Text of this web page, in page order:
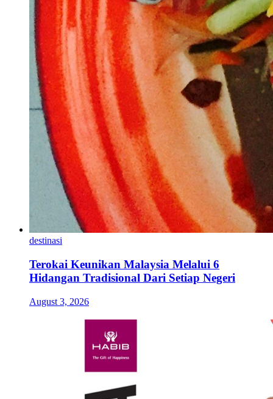
destinasi
Terokai Keunikan Malaysia Melalui 6
Hidangan Tradisional Dari Setiap Negeri
August 3, 2026